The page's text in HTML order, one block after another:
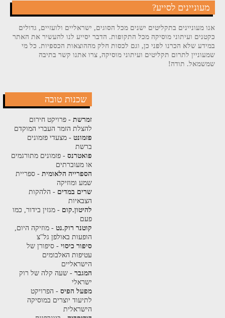
מעוניינים לסייע?
אנו מעוניינים בתקליטים ישנים מכל הסוגים, ישראליים ולועזיים, גדולים
כקטנים ועיתוני מוסיקה מכל התקופות. הדבר יסייע לנו להעשיר את האתר
במידע שלא הכרנו לפני כן, וגם לכסות חלק מההוצאות הכספיות. כל מי
שמעוניין לתרום תקליטים ועיתוני מוסיקה, צרו אתנו קשר בתיבה
שמשמאל. תודה!
שכנות טובה
זמרשת- פרויקט חירום
להצלת הזמר העברי המוקדם
פזמונט- מצעדי פזמונים
ברשת
פואטרנס- פזמונים מתורגמים
או מעוברתים
הספרייה הלאומית- ספריית
שמע ומוזיקה
שרים במדים - הלהקות
הצבאיות
להיטון.קום - מגזין בידור, כמו
פעם
קוטנר רוק.נט- מוזיקה היום,
הופעות באולפן גל"צ
סיפור כיסוי- סיפורן של
עטיפות האלבומים
הישראליים
המגבר- שעה קלה של רוק
ישראלי
מפעל הפיס- הפרויקט
לתיעוד יוצרים במוסיקה
הישראלית